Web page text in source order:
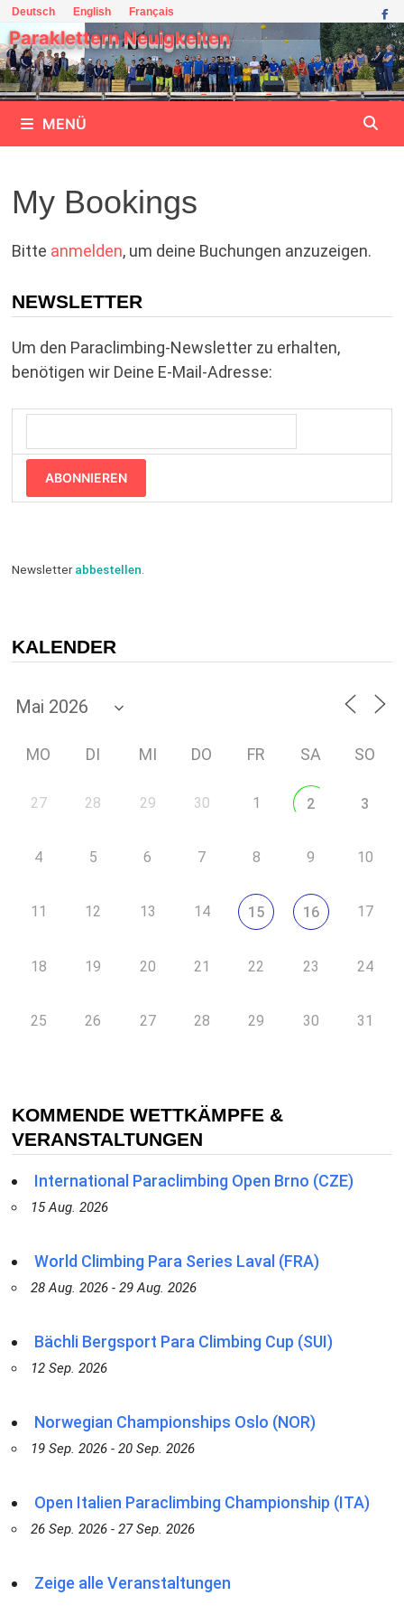
Zum
Inhalt
springen
Deutsch English Français
Paraklettern Neuigkeiten
MENÜ
My Bookings
Bitte anmelden, um deine Buchungen anzuzeigen.
NEWSLETTER
Um den Paraclimbing-Newsletter zu erhalten,
benötigen wir Deine E-Mail-Adresse:
ABONNIEREN
Newsletterabbestellen.
KALENDER
MO DI MI DO FR SA SO
27 28 29 30 1 2 3
4 5 6 7 8 9 10
11 12 13 14 15 16 17
18 19 20 21 22 23 24
25 26 27 28 29 30 31
KOMMENDE WETTKÄMPFE &
VERANSTALTUNGEN
International Paraclimbing Open Brno (CZE)
15 Aug. 2026
World Climbing Para Series Laval (FRA)
28 Aug. 2026 - 29 Aug. 2026
Bächli Bergsport Para Climbing Cup (SUI)
12 Sep. 2026
Norwegian Championships Oslo (NOR)
19 Sep. 2026 - 20 Sep. 2026
Open Italien Paraclimbing Championship (ITA)
26 Sep. 2026 - 27 Sep. 2026
Zeige alle Veranstaltungen